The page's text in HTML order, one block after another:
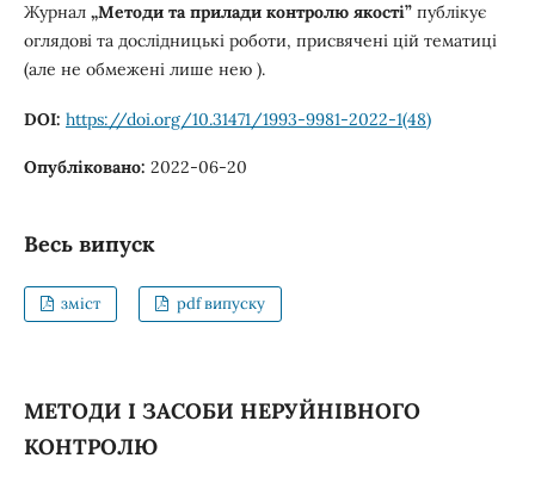
Журнал„Методи та прилади контролю якості”публікує
оглядові та дослідницькі роботи, присвячені цій тематиці
(але не обмежені лише нею ).
DOI: https://doi.org/10.31471/1993-9981-2022-1(48)
Опубліковано: 2022-06-20
Весь випуск
зміст pdf випуску
МЕТОДИ І ЗАСОБИ НЕРУЙНІВНОГО
КОНТРОЛЮ